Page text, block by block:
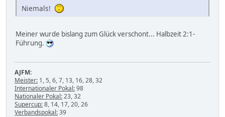
Niemals!
Meiner wurde bislang zum Glück verschont... Halbzeit 2:1-
Führung.
AJFM:
Meister: 1, 5, 6, 7, 13, 16, 28, 32
Internationaler Pokal:98
Nationaler Pokal:23, 32
Supercup:8, 14, 17, 20, 26
Verbandspokal:39